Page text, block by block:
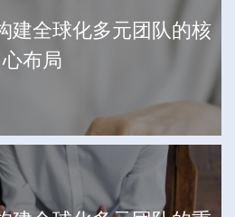
建全球化多元团队的核
心布局